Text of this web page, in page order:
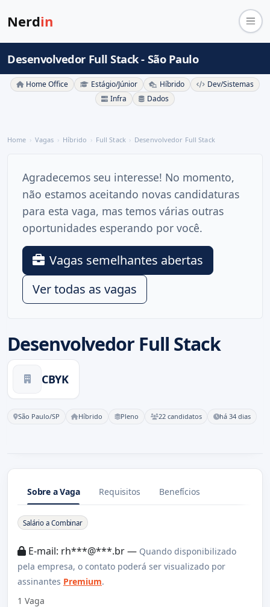
Nerdin
Desenvolvedor Full Stack - São Paulo
Home Office Estágio/Júnior Híbrido
Dev/Sistemas
Infra
Dados
Home Vagas Híbrido Full Stack Desenvolvedor Full Stack
Desenvolvedor Full Stack
CBYK
São Paulo/SP Híbrido Pleno 22 candidatos há 34 dias
Agradecemos seu interesse! No momento,
não estamos aceitando novas candidaturas
para esta vaga, mas temos várias outras
oportunidades esperando por você.
Vagas semelhantes abertas
Ver todas as vagas
Sobre a Vaga Requisitos Benefícios
Sobre a Vaga
Salário a Combinar
E-mail: rh***@***.br — Quando disponibilizado
pela empresa, o contato poderá ser visualizado por
assinantes Premium.
1 Vaga